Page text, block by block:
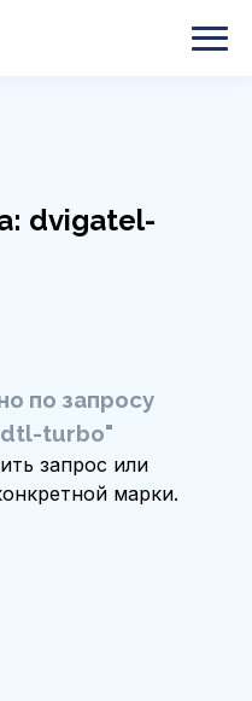
dvigatel-
по запросу
turbo"
запрос или
марки.